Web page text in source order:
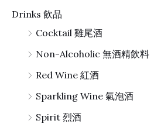
Drinks 飲品
Cocktail 雞尾酒
Non-Alcoholic 無酒精飲料
Red Wine 紅酒
Sparkling Wine 氣泡酒
Spirit 烈酒